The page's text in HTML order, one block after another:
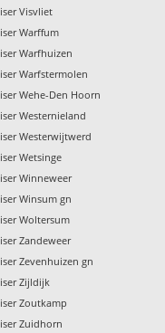
Visvliet
Warffum
Warfhuizen
Warfstermolen
Wehe-Den Hoorn
Westernieland
Westerwijtwerd
Wetsinge
Winneweer
Winsum gn
Woltersum
Zandeweer
Zevenhuizen gn
Zijldijk
Zoutkamp
Zuidhorn